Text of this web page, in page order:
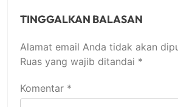
TINGGALKAN BALASAN
Alamat email Anda tidak akan
Ruas yang wajib ditandai *
Komentar *